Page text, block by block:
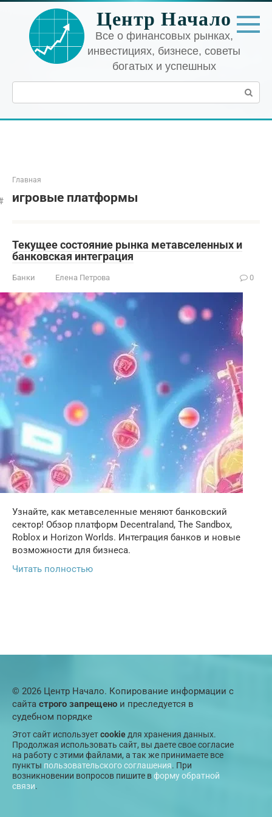
Перейти
контенту
Центр Начало
Все о финансовых рынках,
инвестициях, бизнесе, советы
богатых и успешных
Поиск:
Главная
игровые платформы
Текущее состояние рынка метавселенных и
банковская интеграция
Банки Елена Петрова 0
Узнайте, как метавселенные меняют банковский
сектор! Обзор платформ Decentraland, The Sandbox,
Roblox и Horizon Worlds. Интеграция банков и новые
возможности для бизнеса.
Читать полностью
© 2026 Центр Начало. Копирование информации с
сайта строго запрещено и преследуется в
судебном порядке
Этот сайт используетcookie для хранения данных.
Продолжая использовать сайт, вы даете свое согласие
на работу с этими файлами, а так же принимаете все
пункты пользовательского соглашения. При
возникновении вопросов пишите вформу обратной
связи.